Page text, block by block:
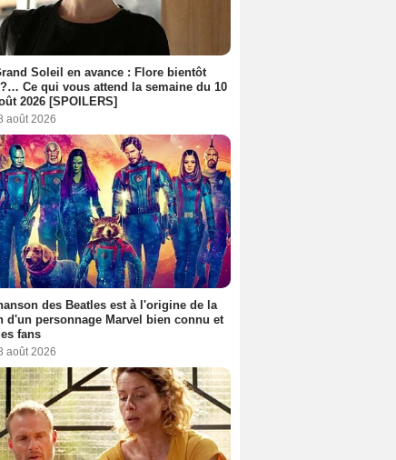
Soleil en avance : Flore bientôt
Ce qui vous attend la semaine du 10
2026 [SPOILERS]
août 2026
des Beatles est à l'origine de la
d'un personnage Marvel bien connu et
fans
août 2026